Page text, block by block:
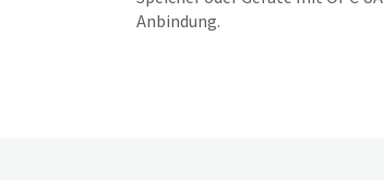
An­bindung.